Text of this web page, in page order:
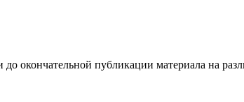
окончательной публикации материала на